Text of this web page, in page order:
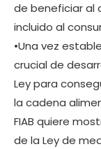
de beneficiar al
incluido al
•Una vez
crucial de
Ley para
la cadena
FIAB quiere
de la Ley de